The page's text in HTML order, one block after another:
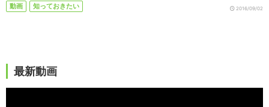
動画 知っておきたい 2016/09/02
最新動画